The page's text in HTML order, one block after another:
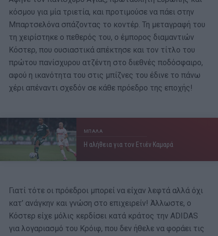
κόσμου για μία τριετία, και προτιμούσε να πάει στην
Μπαρτσελόνα σπάζοντας το κοντέρ. Τη μεταγραφή του
τη χειρίστηκε ο πεθερός του, ο έμπορος διαμαντιών
Κόστερ, που ουσιαστικά απέκτησε και τον τίτλο του
πρώτου πανίσχυρου ατζέντη στο διεθνές ποδόσφαιρο,
αφού η ικανότητα του στις μπίζνες του έδινε το πάνω
χέρι απέναντι σχεδόν σε κάθε πρόεδρο της εποχής!
ΜΠΑΛΑ
Η αλήθεια για τον Ετιέν Καμαρά
Γιατί τότε οι πρόεδροι μπορεί να είχαν λεφτά αλλά όχι
κατ’ ανάγκην και γνώση στο επιχειρείν! Άλλωστε, ο
Κόστερ είχε μόλις κερδίσει κατά κράτος την ADIDAS
για λογαριασμό του Κρόιφ, που δεν ήθελε να φοράει τις